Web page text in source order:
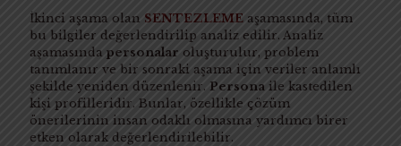
İkinci aşama olan SENTEZLEME aşamasında, tüm
bu bilgiler değerlendirilip analiz edilir. Analiz
aşamasında personalar oluşturulur, problem
tanımlanır ve bir sonraki aşama için veriler anlamlı
şekilde yeniden düzenlenir. Persona ile kastedilen
kişi profilleridir. Bunlar, özellikle çözüm
önerilerinin insan odaklı olmasına yardımcı birer
etken olarak değerlendirilebilir.